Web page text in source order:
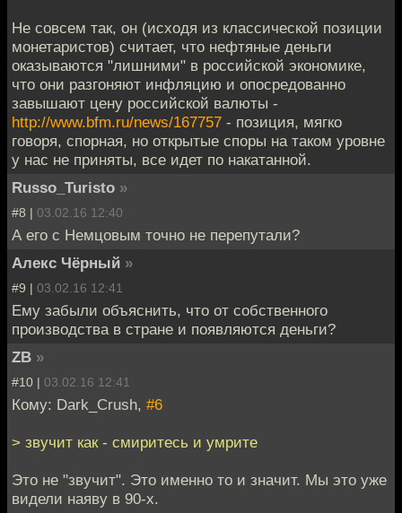
Не совсем так, он (исходя из классической позиции
монетаристов) считает, что нефтяные деньги
оказываются "лишними" в российской экономике,
что они разгоняют инфляцию и опосредованно
завышают цену российской валюты -
http://www.bfm.ru/news/167757 - позиция, мягко
говоря, спорная, но открытые споры на таком уровне
у нас не приняты, все идет по накатанной.
Russo_Turisto »
#8 | 03.02.16 12:40
А его с Немцовым точно не перепутали?
Алекс Чёрный »
#9 | 03.02.16 12:41
Ему забыли объяснить, что от собственного
производства в стране и появляются деньги?
ZB »
#10 | 03.02.16 12:41
Кому: Dark_Crush, #6
> звучит как - смиритесь и умрите
Это не "звучит". Это именно то и значит. Мы это уже
видели наяву в 90-х.